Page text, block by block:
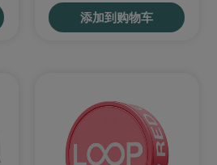
添加到购物车